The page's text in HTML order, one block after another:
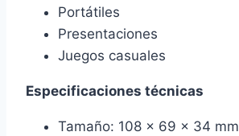
Portátiles
Presentaciones
Juegos casuales
Especificaciones técnicas
Tamaño: 108 x 69 x 34 mm